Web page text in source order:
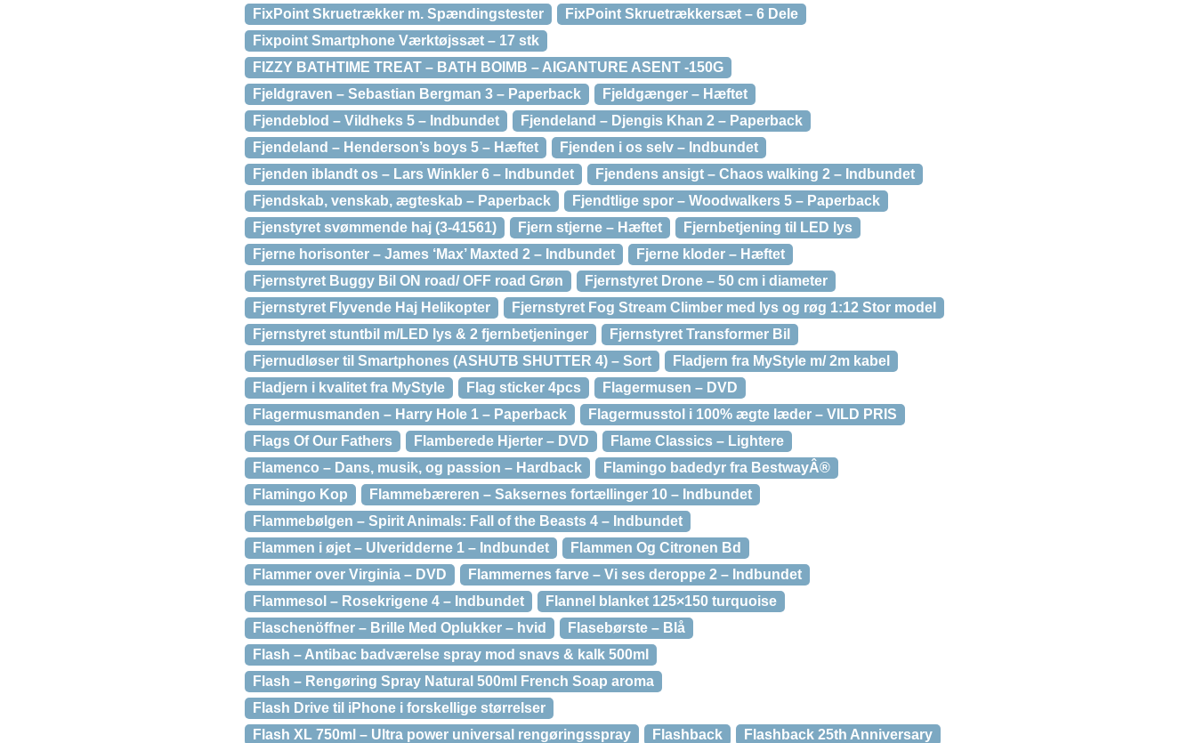
FixPoint Skruetrækker m. Spændingstester
FixPoint Skruetrækkersæt – 6 Dele
Fixpoint Smartphone Værktøjssæt – 17 stk
FIZZY BATHTIME TREAT – BATH BOIMB – AIGANTURE ASENT -150G
Fjeldgraven – Sebastian Bergman 3 – Paperback
Fjeldgænger – Hæftet
Fjendeblod – Vildheks 5 – Indbundet
Fjendeland – Djengis Khan 2 – Paperback
Fjendeland – Henderson’s boys 5 – Hæftet
Fjenden i os selv – Indbundet
Fjenden iblandt os – Lars Winkler 6 – Indbundet
Fjendens ansigt – Chaos walking 2 – Indbundet
Fjendskab, venskab, ægteskab – Paperback
Fjendtlige spor – Woodwalkers 5 – Paperback
Fjenstyret svømmende haj (3-41561)
Fjern stjerne – Hæftet
Fjernbetjening til LED lys
Fjerne horisonter – James ‘Max’ Maxted 2 – Indbundet
Fjerne kloder – Hæftet
Fjernstyret Buggy Bil ON road/ OFF road Grøn
Fjernstyret Drone – 50 cm i diameter
Fjernstyret Flyvende Haj Helikopter
Fjernstyret Fog Stream Climber med lys og røg 1:12 Stor model
Fjernstyret stuntbil m/LED lys & 2 fjernbetjeninger
Fjernstyret Transformer Bil
Fjernudløser til Smartphones (ASHUTB SHUTTER 4) – Sort
Fladjern fra MyStyle m/ 2m kabel
Fladjern i kvalitet fra MyStyle
Flag sticker 4pcs
Flagermusen – DVD
Flagermusmanden – Harry Hole 1 – Paperback
Flagermusstol i 100% ægte læder – VILD PRIS
Flags Of Our Fathers
Flamberede Hjerter – DVD
Flame Classics – Lightere
Flamenco – Dans, musik, og passion – Hardback
Flamingo badedyr fra BestwayÂ®
Flamingo Kop
Flammebæreren – Saksernes fortællinger 10 – Indbundet
Flammebølgen – Spirit Animals: Fall of the Beasts 4 – Indbundet
Flammen i øjet – Ulveridderne 1 – Indbundet
Flammen Og Citronen Bd
Flammer over Virginia – DVD
Flammernes farve – Vi ses deroppe 2 – Indbundet
Flammesol – Rosekrigene 4 – Indbundet
Flannel blanket 125×150 turquoise
Flaschenöffner – Brille Med Oplukker – hvid
Flasebørste – Blå
Flash – Antibac badværelse spray mod snavs & kalk 500ml
Flash – Rengøring Spray Natural 500ml French Soap aroma
Flash Drive til iPhone i forskellige størrelser
Flash XL 750ml – Ultra power universal rengøringsspray
Flashback
Flashback 25th Anniversary